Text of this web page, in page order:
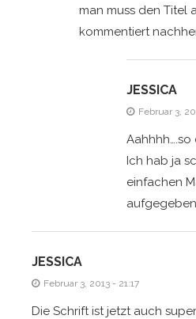
man muss den Titel
kommentiert
JESSICA
Februar 3,
Aahhhh….so
Ich hab ja
einfachen
JESSICA
Februar 3, 2013 - 21:17
Die Schrift ist jetzt auch